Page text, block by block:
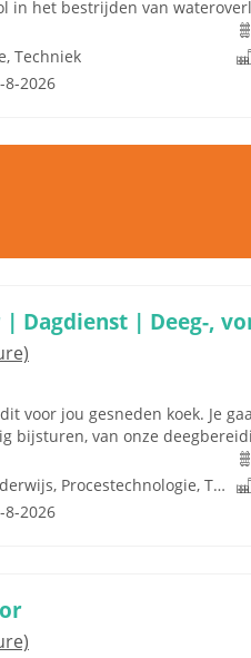
in het bestrijden van
Techniek
8-2026
Dagdienst | Deeg-,
voor jou gesneden koek. Je
bijsturen, van onze
Laboratorium Onderwijs, Procestechnologie, Techniek
8-2026